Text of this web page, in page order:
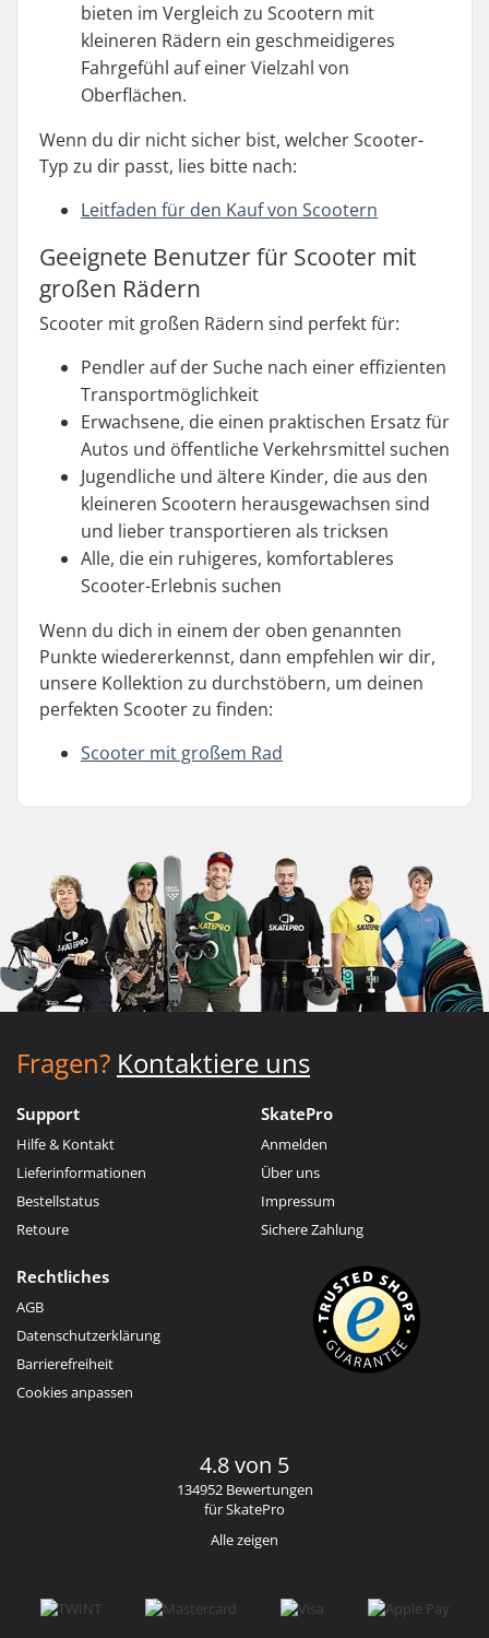
bieten im Vergleich zu Scootern mit
kleineren Rädern ein geschmeidigeres
Fahrgefühl auf einer Vielzahl von
Oberflächen.
Wenn du dir nicht sicher bist, welcher Scooter-
Typ zu dir passt, lies bitte nach:
Leitfaden für den Kauf von Scootern
Geeignete Benutzer für Scooter mit
großen Rädern
Scooter mit großen Rädern sind perfekt für:
Pendler auf der Suche nach einer effizienten
Transportmöglichkeit
Erwachsene, die einen praktischen Ersatz für
Autos und öffentliche Verkehrsmittel suchen
Jugendliche und ältere Kinder, die aus den
kleineren Scootern herausgewachsen sind
und lieber transportieren als tricksen
Alle, die ein ruhigeres, komfortableres
Scooter-Erlebnis suchen
Wenn du dich in einem der oben genannten
Punkte wiedererkennst, dann empfehlen wir dir,
unsere Kollektion zu durchstöbern, um deinen
perfekten Scooter zu finden:
Scooter mit großem Rad
Fragen? Kontaktiere uns
Support
Hilfe & Kontakt
Lieferinformationen
Bestellstatus
Retoure
SkatePro
Anmelden
Über uns
Impressum
Sichere Zahlung
Rechtliches
AGB
Datenschutzerklärung
Barrierefreiheit
Cookies anpassen
4.8 von 5
134952 Bewertungen
für SkatePro
Alle zeigen